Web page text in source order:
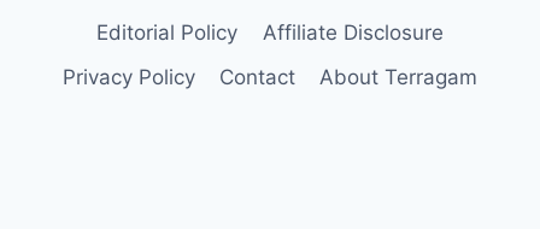
MAIS
Editorial Policy
Affiliate Disclosure
Privacy Policy
Contact About Terragam